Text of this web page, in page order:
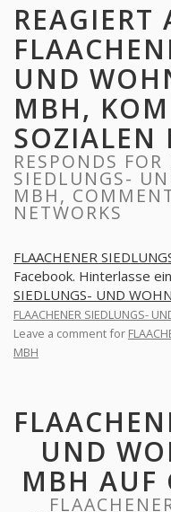
REAGIERT
UND
MBH,
SOZIALEN
RESPONDS FOR
SIEDLUNGS-
MBH,
NETWORKS
FLAACHENER
Facebook. Hinterlasse
SIEDLUNGS- UND
FLAACHENER SIEDLUNGS-
Leave a comment for
MBH
UND
MBH AUF